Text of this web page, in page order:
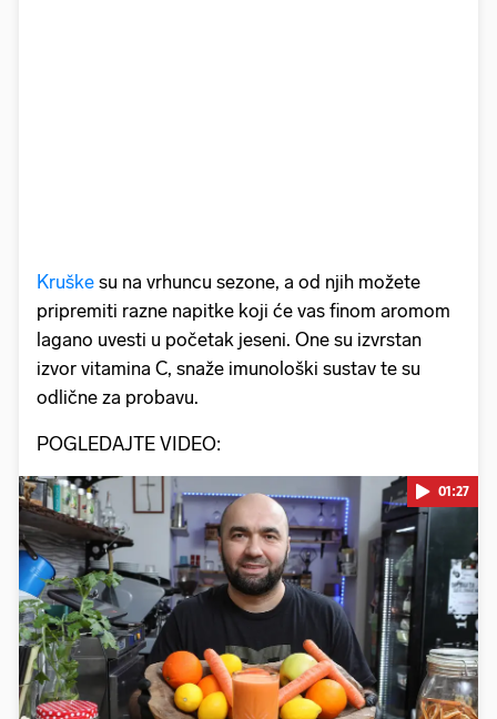
Kruške su na vrhuncu sezone, a od njih možete
pripremiti razne napitke koji će vas finom aromom
lagano uvesti u početak jeseni. One su izvrstan
izvor vitamina C, snaže imunološki sustav te su
odlične za probavu.
POGLEDAJTE VIDEO:
01:27